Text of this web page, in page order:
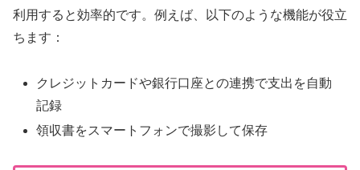
利用すると効率的です。例えば、以下のような機能が役立
ちます：
クレジットカードや銀行口座との連携で支出を自動
記録
領収書をスマートフォンで撮影して保存